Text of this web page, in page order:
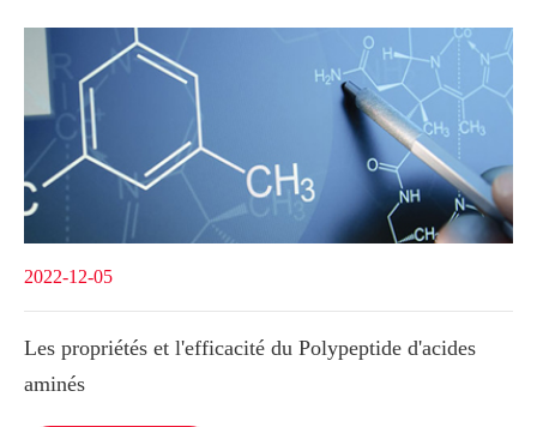
2022-12-05
Les propriétés et l'efficacité du Polypeptide d'acides
aminés